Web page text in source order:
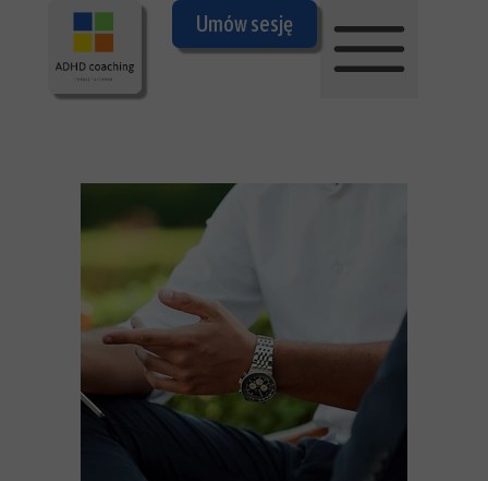
Umów sesję